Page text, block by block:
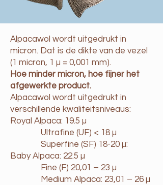
Alpacawol wordt uitgedrukt in
micron. Dat is de dikte van de vezel
(1 micron, 1 µ = 0,001 mm).
Hoe minder micron, hoe fijner het
afgewerkte product.
Alpacawol wordt uitgedrukt in
verschillende kwaliteitsniveaus:
Royal Alpaca: 19.5 µ
Ultrafine (UF) < 18 µ
Superfine (SF) 18-20 µ:
Baby Alpaca: 22.5 µ
Fine (F) 20,01 – 23 µ
Medium Alpaca: 23,01 – 26 µ